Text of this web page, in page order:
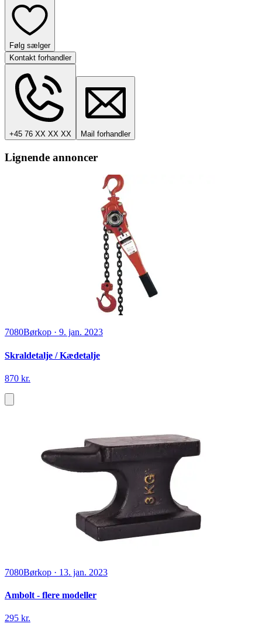
Følg sælger
Kontakt forhandler
+45 76 XX XX XX Mail forhandler
Lignende annoncer
7080Børkop · 9. jan. 2023
Skraldetalje / Kædetalje
870 kr.
7080Børkop · 13. jan. 2023
Ambolt - flere modeller
295 kr.